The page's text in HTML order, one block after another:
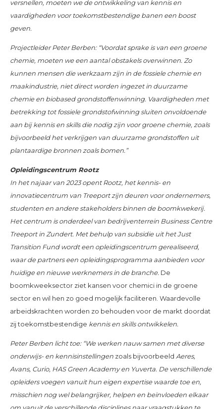
versnellen, moeten we de ontwikkeling van kennis en
vaardigheden voor toekomstbestendige banen een boost
geven.
Projectleider Peter Berben: “Voordat sprake is van een groene
chemie, moeten we een aantal obstakels overwinnen. Zo
kunnen mensen die werkzaam zijn in de fossiele chemie en
maakindustrie, niet direct worden ingezet in duurzame
chemie en biobased grondstoffenwinning. Vaardigheden met
betrekking tot fossiele grondstofwinning sluiten onvoldoende
aan bij kennis en skills die nodig zijn voor groene chemie, zoals
bijvoorbeeld het verkrijgen van duurzame grondstoffen uit
plantaardige bronnen zoals bomen.”
Opleidingscentrum Rootz
In het najaar van 2023 opent Rootz, het kennis- en
innovatiecentrum van Treeport zijn deuren voor ondernemers,
studenten en andere stakeholders binnen de boomkwekerij.
Het centrum is onderdeel van bedrijventerrein Business Centre
Treeport in Zundert. Met behulp van subsidie uit het Just
Transition Fund wordt een opleidingscentrum gerealiseerd,
waar de partners een opleidingsprogramma aanbieden voor
huidige en nieuwe werknemers in de branche.De
boomkweeksector ziet kansen voor chemici in de groene
sector en wil hen zo goed mogelijk faciliteren. Waardevolle
arbeidskrachten worden zo behouden voor de markt doordat
zij toekomstbestendige kennis en skills ontwikkelen.
Peter Berben licht toe: “We werken nauw samen met diverse
onderwijs- en kennisinstellingenzoals bijvoorbeeld Aeres,
Avans, Curio, HAS Green Academy en Yuverta. De verschillende
opleiders voegen vanuit hun eigen expertise waarde toe en,
misschien nog wel belangrijker, helpen en beïnvloeden elkaar